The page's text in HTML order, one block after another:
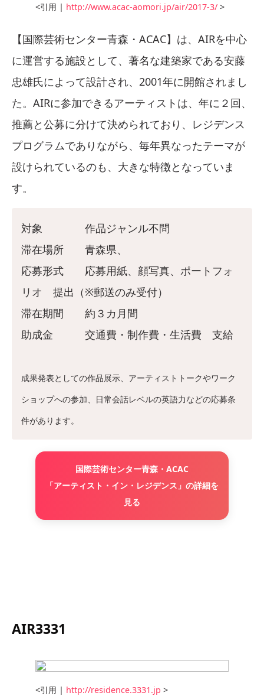
<引用 | http://www.acac-aomori.jp/air/2017-3/ >
【国際芸術センター青森・ACAC】は、AIRを中心
に運営する施設として、著名な建築家である安藤
忠雄氏によって設計され、2001年に開館されまし
た。AIRに参加できるアーティストは、年に２回、
推薦と公募に分けて決められており、レジデンス
プログラムでありながら、毎年異なったテーマが
設けられているのも、大きな特徴となっていま
す。
対象 作品ジャンル不問
滞在場所 青森県、
応募形式 応募用紙、顔写真、ポートフォ
リオ 提出（※郵送のみ受付）
滞在期間 約３カ月間
助成金 交通費・制作費・生活費 支給
成果発表としての作品展示、アーティストトークやワーク
ショップへの参加、日常会話レベルの英語力などの応募条
件があります。
国際芸術センター青森・ACAC
「アーティスト・イン・レジデンス」の詳細を
見る
AIR3331
<引用 | http://residence.3331.jp >